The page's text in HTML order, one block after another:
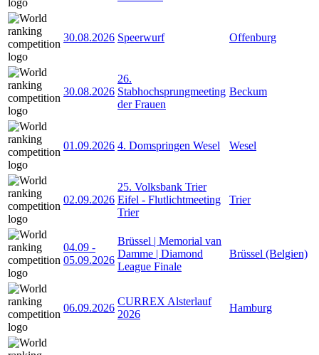
30.08.2026 Speerwurf Offenburg
30.08.2026
26.
Stabhochsprungmeeting
der Frauen
Beckum
01.09.2026 4. Domspringen Wesel Wesel
02.09.2026
25. Volksbank Trier
Eifel - Flutlichtmeeting
Trier
Trier
04.09 -
05.09.2026
Brüssel | Memorial van
Damme | Diamond
League Finale
Brüssel (Belgien)
06.09.2026
CURREX Alsterlauf
2026
Hamburg